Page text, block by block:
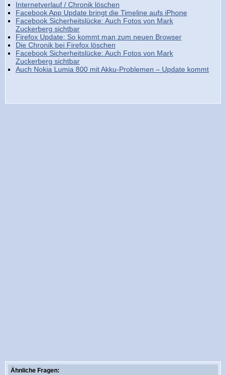
Internetverlauf / Chronik löschen
Facebook App Update bringt die Timeline aufs iPhone
Facebook Sicherheitslücke: Auch Fotos von Mark
Zuckerberg sichtbar
Firefox Update: So kommt man zum neuen Browser
Die Chronik bei Firefox löschen
Facebook Sicherheitslücke: Auch Fotos von Mark
Zuckerberg sichtbar
Auch Nokia Lumia 800 mit Akku-Problemen – Update kommt
Ähnliche Fragen: